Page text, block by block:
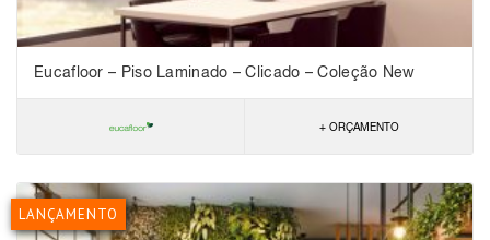
Eucafloor – Piso Laminado – Clicado – Coleção New
+ ORÇAMENTO
LANÇAMENTO